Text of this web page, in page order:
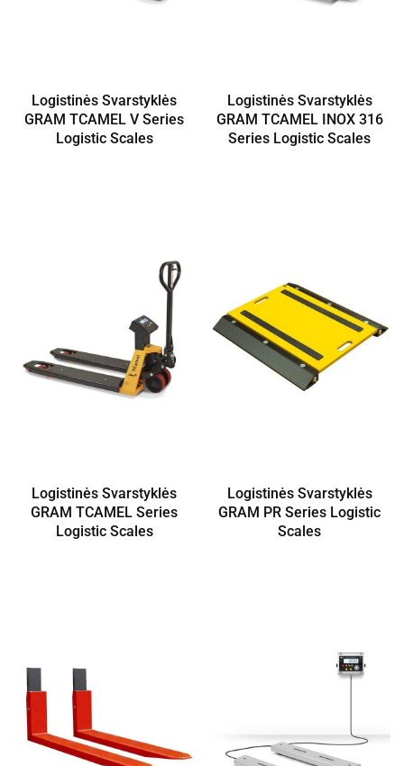
Logistinės Svarstyklės
GRAM TCAMEL V Series
Logistic Scales
Logistinės Svarstyklės
GRAM TCAMEL INOX 316
Series Logistic Scales
Logistinės Svarstyklės
GRAM TCAMEL Series
Logistic Scales
Logistinės Svarstyklės
GRAM PR Series Logistic
Scales